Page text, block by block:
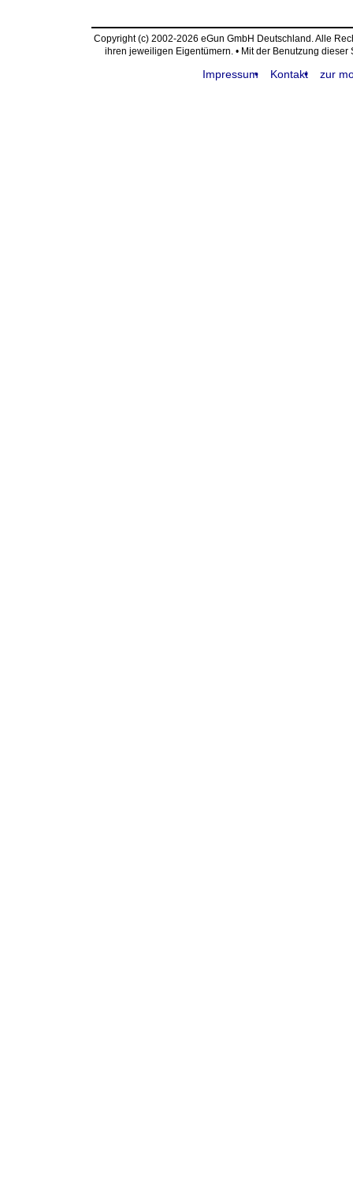
Copyright (c) 2002-2026 eGun GmbH Deutschland. Alle
ihren jeweiligen Eigentümern. • Mit der Benutzung
Impressum Kontakt zur